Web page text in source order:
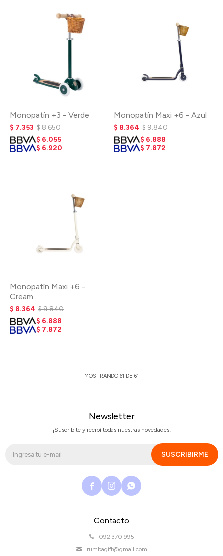
Monopatín +3 - Verde
$ 7.353 $8.650
$ 6.055
$ 6.920
Monopatín Maxi +6 - Azul
$ 8.364 $9.840
$ 6.888
$ 7.872
Monopatín Maxi +6 -
Cream
$ 8.364 $9.840
$ 6.888
$ 7.872
MOSTRANDO 61 DE 61
Contacto
092 370 995
rumbagift@gmail.com
Newsletter
¡Suscribite y recibí todas nuestras novedades!
SUSCRIBIRME
  